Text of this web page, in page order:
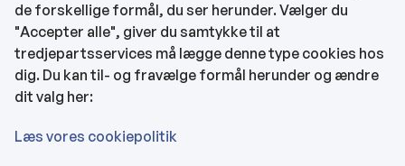
Tilgængelighedserklæring
KONTAKTOPLYSNINGER
Rådhuset
de forskellige formål, du ser herunder. Vælger du
"Accepter alle", giver du samtykke til at
tredjepartsservices må lægge denne type cookies hos
dig. Du kan til- og fravælge formål herunder og ændre
dit valg her:
Læs vores cookiepolitik